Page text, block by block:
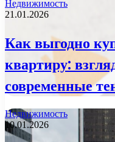
Недвижимость
21.01.2026
Как выгодно
квартиру:
современные
Недвижимость
10.01.2026